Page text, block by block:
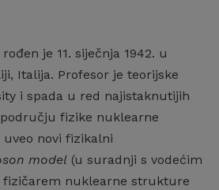
rođen je 11. siječnja 1942. u
Italija. Profesor je teorijske
i spada u red najistaknutijih
fizike nuklearne
novi fizikalni
model (u suradnji s vodećim
fizičarem nuklearne strukture